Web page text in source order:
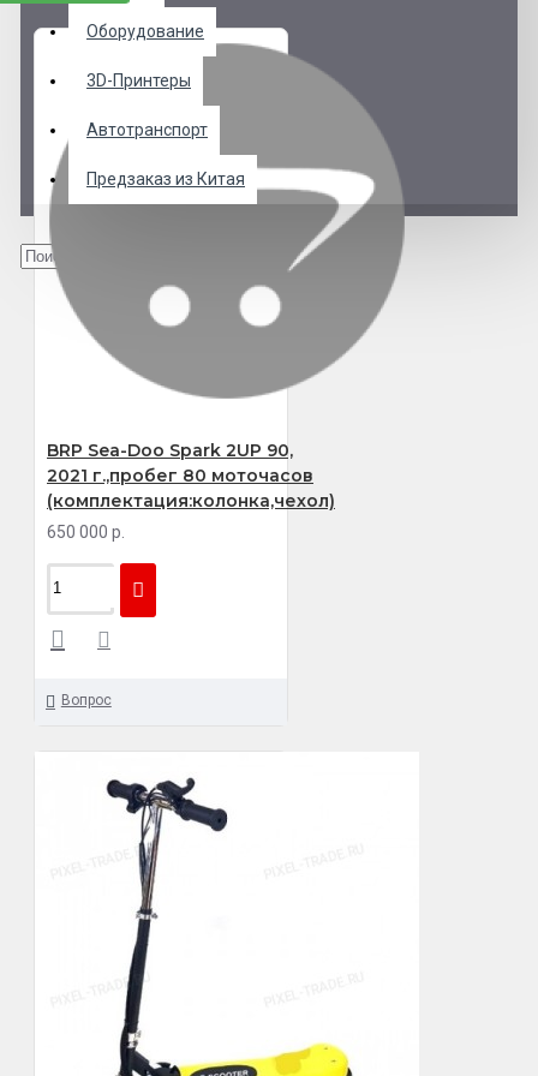
Оборудование
3D-Принтеры
Автотранспорт
Предзаказ из Китая
BRP Sea-Doo Spark 2UP 90,
2021 г.,пробег 80 моточасов
(комплектация:колонка,чехол)
650 000 р.
Вопрос